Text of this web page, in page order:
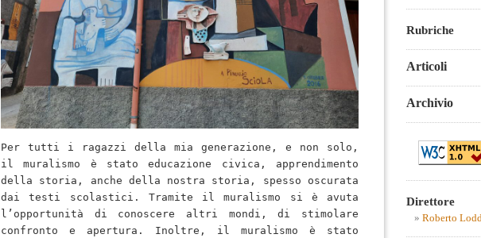
Per tutti i ragazzi della mia generazione, e non solo,
il muralismo è stato educazione civica, apprendimento
della storia, anche della nostra storia, spesso oscurata
dai testi scolastici. Tramite il muralismo si è avuta
l’opportunità di conoscere altri mondi, di stimolare
confronto e apertura. Inoltre, il muralismo è stato
Rubriche
Articoli
Archivio
Direttore
Roberto